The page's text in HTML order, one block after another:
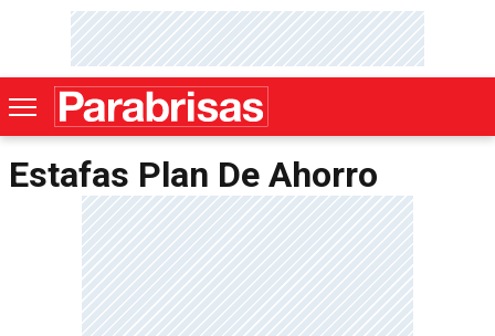
Estafas Plan De Ahorro